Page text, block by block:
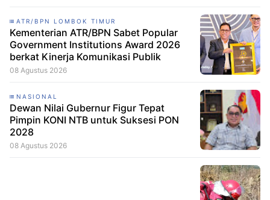
ATR/BPN LOMBOK TIMUR
Kementerian ATR/BPN Sabet Popular
Government Institutions Award 2026
berkat Kinerja Komunikasi Publik
08 Agustus 2026
NASIONAL
Dewan Nilai Gubernur Figur Tepat
Pimpin KONI NTB untuk Suksesi PON
2028
08 Agustus 2026